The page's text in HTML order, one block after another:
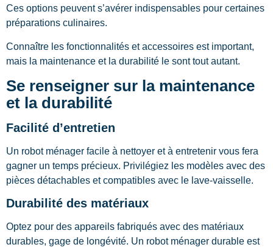
Ces options peuvent s’avérer indispensables pour certaines
préparations culinaires.
Connaître les fonctionnalités et accessoires est important,
mais la maintenance et la durabilité le sont tout autant.
Se renseigner sur la maintenance
et la durabilité
Facilité d’entretien
Un robot ménager facile à nettoyer et à entretenir vous fera
gagner un temps précieux. Privilégiez les modèles avec des
pièces détachables et compatibles avec le lave-vaisselle.
Durabilité des matériaux
Optez pour des appareils fabriqués avec des matériaux
durables, gage de longévité. Un robot ménager durable est